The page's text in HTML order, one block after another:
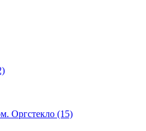
Оргстекло (15)